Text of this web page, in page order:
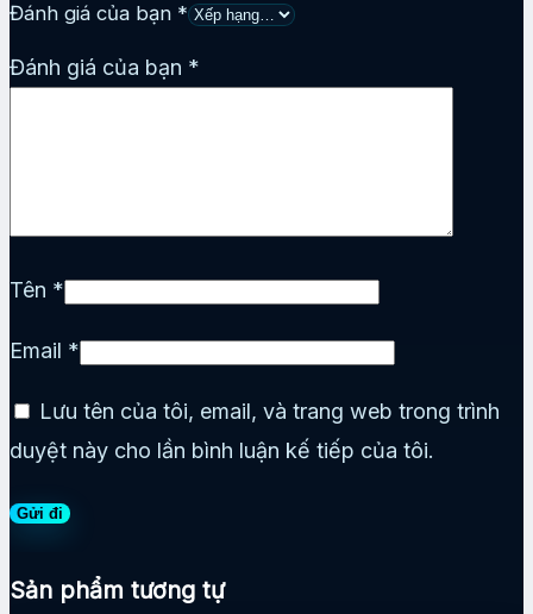
Đánh giá của bạn *
Đánh giá của bạn *
Tên *
Email *
Lưu tên của tôi, email, và trang web trong trình
duyệt này cho lần bình luận kế tiếp của tôi.
Sản phẩm tương tự